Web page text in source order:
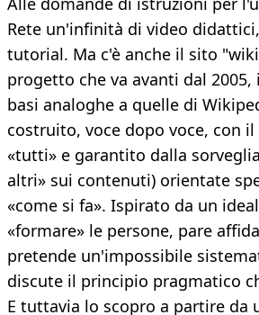
Rete un'infinità di video
tutorial. Ma c'è anche il sito
progetto che va avanti dal
basi analoghe a quelle di
costruito, voce dopo voce, con
«tutti» e garantito dalla
altri» sui contenuti) orientate
«come si fa». Ispirato da un
«formare» le persone, pare
pretende un'impossibile
discute il principio pragmatico
E tuttavia lo scopro a partire da